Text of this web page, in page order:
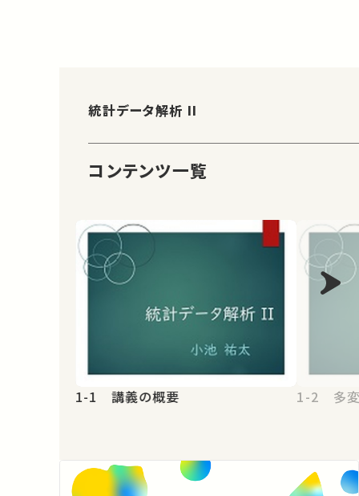
統計データ解析 II
コンテンツ一覧
1-1 講義の概要 1-2 多変